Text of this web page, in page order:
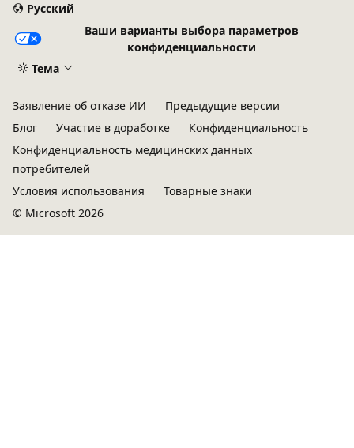
Русский
Ваши варианты выбора параметров
конфиденциальности
Тема
Заявление об отказе ИИ
Предыдущие версии
Блог
Участие в доработке
Конфиденциальность
Конфиденциальность медицинских данных
потребителей
Условия использования
Товарные знаки
© Microsoft 2026